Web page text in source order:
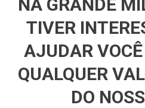
NA GRANDE
TIVER
AJUDAR
QUALQUER
DO